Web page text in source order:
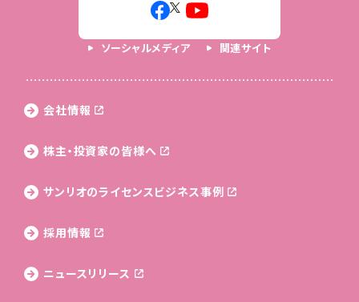
ソーシャルメディア 関連サイト
会社情報
株主・投資家の皆様へ
サンリオのライセンス ビジネス事例
採用情報
ニュースリリース